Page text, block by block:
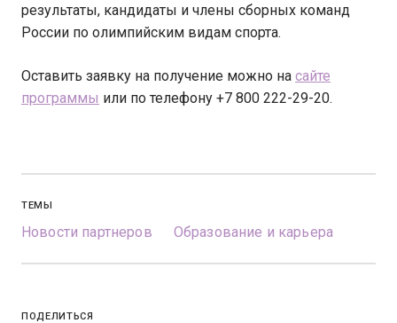
результаты, кандидаты и члены сборных команд
России по олимпийским видам спорта.
Оставить заявку на получение можно на сайте
программы или по телефону +7 800 222-29-20.
ТЕМЫ
Новости партнеров Образование и карьера
ПОДЕЛИТЬСЯ